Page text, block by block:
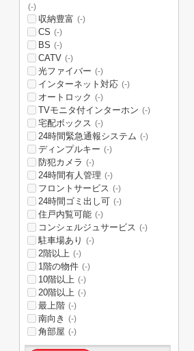
(-)
収納豊富 (-)
CS (-)
BS (-)
CATV (-)
光ファイバー (-)
インターネット対応 (-)
オートロック (-)
TVモニタ付インターホン (-)
宅配ボックス (-)
24時間緊急通報システム (-)
ディンプルキー (-)
防犯カメラ (-)
24時間有人管理 (-)
フロントサービス (-)
24時間ゴミ出し可 (-)
住戸内覧可能 (-)
コンシェルジュサービス (-)
駐車場あり (-)
2階以上 (-)
1階の物件 (-)
10階以上 (-)
20階以上 (-)
最上階 (-)
南向き (-)
角部屋 (-)